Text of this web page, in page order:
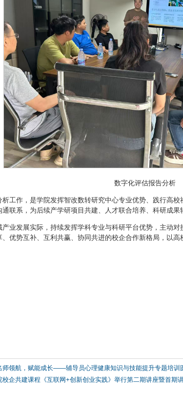
数字化评估报告分析
工作，是学院发挥智改数转研究中心专业优势、践行高
联系，为后续产学研项目共建、人才联合培养、科研成果
业发展实际，持续发挥学科专业与科研平台优势，主动
优势互补、互利共赢、协同共进的校企合作新格局，以高
师领航，赋能成长——辅导员心理健康知识与技能提升专题培训
企共建课程《互联网+创新创业实践》举行第二期讲座暨首期